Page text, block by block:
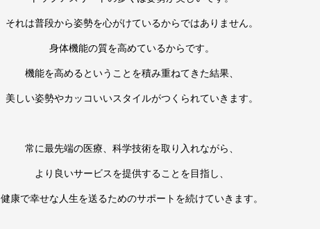
それは普段から姿勢を心がけているからではありません。
身体機能の質を高めているからです。
機能を高めるということを積み重ねてきた結果、
美しい姿勢やカッコいいスタイルがつくられていきます。
常に最先端の医療、科学技術を取り入れながら、
より良いサービスを提供することを目指し、
健康で幸せな人生を送るためのサポートを続けていきます。